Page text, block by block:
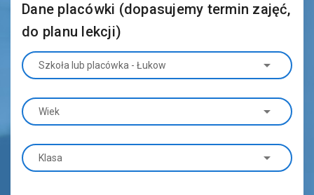
Dane placówki (dopasujemy termin zajęć,
do planu lekcji)
Szkoła lub placówka - Łukow
Wiek
Klasa